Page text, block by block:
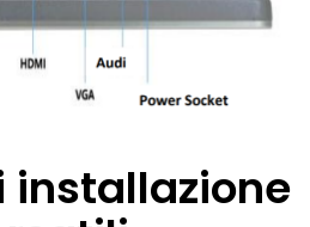
installazione